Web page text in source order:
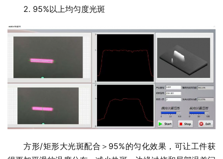
2. 95%以上均匀度光斑
方形/矩形大光斑配合＞95%的匀化效果，可让工件获